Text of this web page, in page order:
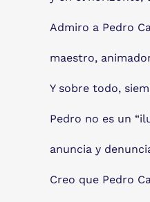
Admiro a Pedro
maestro,
Y sobre todo,
Pedro no es un
anuncia y
Creo que Pedro